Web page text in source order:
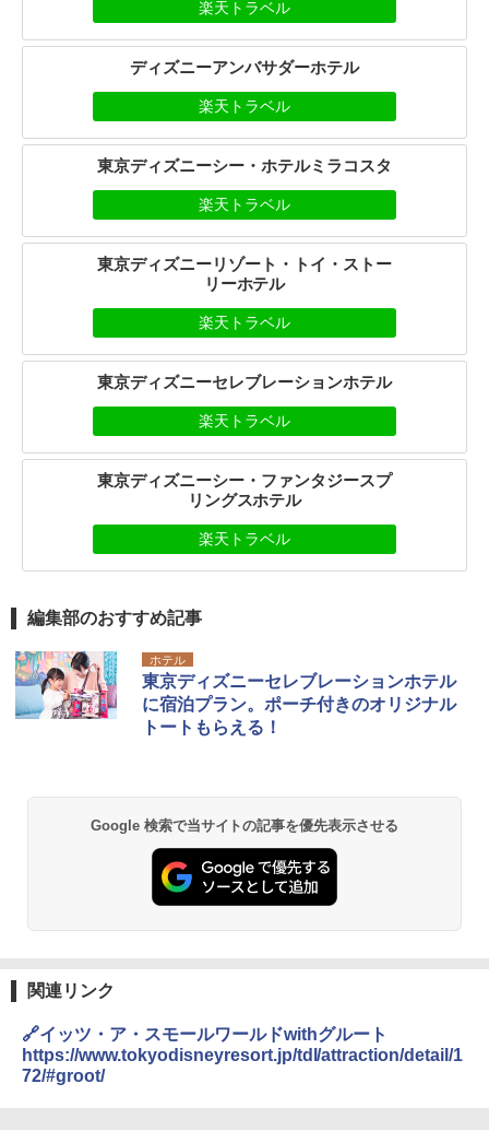
楽天トラベル
ディズニーアンバサダーホテル
楽天トラベル
東京ディズニーシー・ホテルミラコスタ
楽天トラベル
東京ディズニーリゾート・トイ・ストー
リーホテル
楽天トラベル
東京ディズニーセレブレーションホテル
楽天トラベル
東京ディズニーシー・ファンタジースプ
リングスホテル
楽天トラベル
編集部のおすすめ記事
ホテル
東京ディズニーセレブレーションホテル
に宿泊プラン。ポーチ付きのオリジナル
トートもらえる！
Google 検索で当サイトの記事を優先表示させる
関連リンク
🔗イッツ・ア・スモールワールドwithグルート
https://www.tokyodisneyresort.jp/tdl/attraction/detail/1
72/#groot/